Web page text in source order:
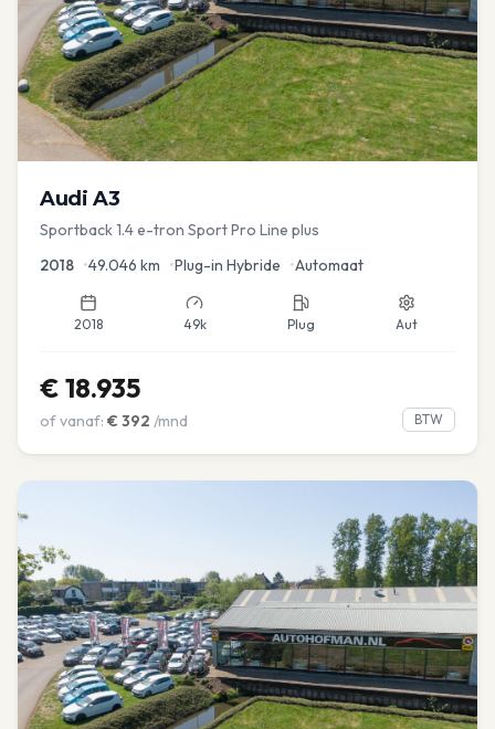
Audi A3
Sportback 1.4 e-tron Sport Pro Line plus
2018 •49.046 km •Plug-in Hybride •Automaat
2018 49k Plug Aut
€ 18.935
of vanaf: € 392 /mnd BTW